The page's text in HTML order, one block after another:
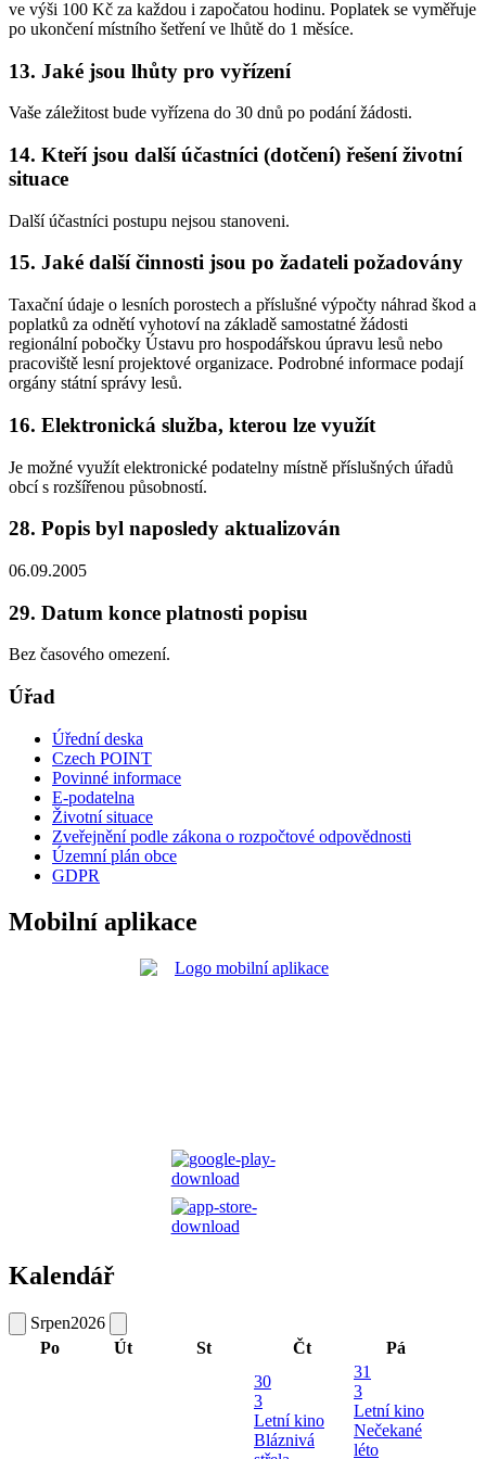
ve výši 100 Kč za každou i započatou hodinu. Poplatek se vyměřuje
po ukončení místního šetření ve lhůtě do 1 měsíce.
13. Jaké jsou lhůty pro vyřízení
Vaše záležitost bude vyřízena do 30 dnů po podání žádosti.
14. Kteří jsou další účastníci (dotčení) řešení životní
situace
Další účastníci postupu nejsou stanoveni.
15. Jaké další činnosti jsou po žadateli požadovány
Taxační údaje o lesních porostech a příslušné výpočty náhrad škod a
poplatků za odnětí vyhotoví na základě samostatné žádosti
regionální pobočky Ústavu pro hospodářskou úpravu lesů nebo
pracoviště lesní projektové organizace. Podrobné informace podají
orgány státní správy lesů.
16. Elektronická služba, kterou lze využít
Je možné využít elektronické podatelny místně příslušných úřadů
obcí s rozšířenou působností.
28. Popis byl naposledy aktualizován
06.09.2005
29. Datum konce platnosti popisu
Bez časového omezení.
Úřad
Úřední deska
Czech POINT
Povinné informace
E-podatelna
Životní situace
Zveřejnění podle zákona o rozpočtové odpovědnosti
Územní plán obce
GDPR
Mobilní aplikace
Kalendář
Srpen2026
Po
Út St Čt Pá
30
3
Letní kino
Bláznivá
31
3
Letní kino
Nečekané
léto